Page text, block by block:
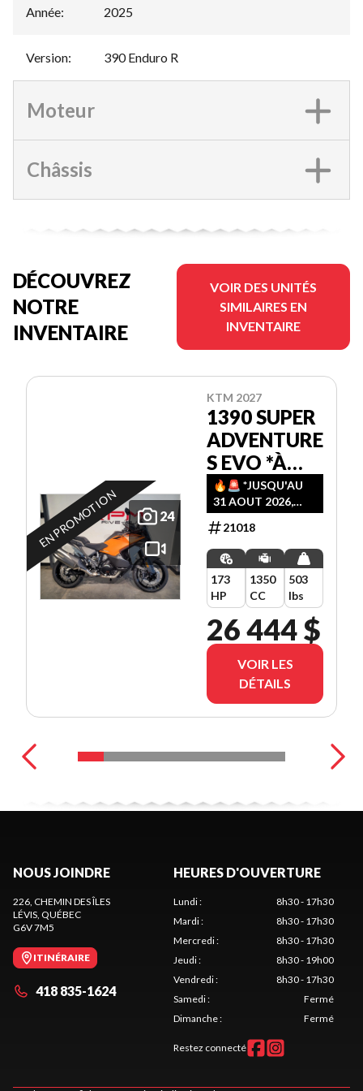
Année: 2025
Version: 390 Enduro R
Moteur
Châssis
DÉCOUVREZ
NOTRE
INVENTAIRE
VOIR DES UNITÉS
SIMILAIRES EN
INVENTAIRE
24
EN PROMOTION
KTM 2027
1390 SUPER
ADVENTURE
S EVO *À
PARTIR DE
3.99%
🔥🚨️ *JUSQU'AU
31 AOUT 2026,
PROFITEZ D' UN
PLAN DE
FINANCEMENT AU
CHOIX
(3.99%-36M /
4.99%-48M /
5.99%-60M)!! 🚨️🔥
21018
173
HP
1350
CC
503
lbs
26 444 $
VOIR LES
DÉTAILS
NOUS JOINDRE
226, CHEMIN DES ÎLES
LÉVIS , QUÉBEC
G6V 7M5
ITINÉRAIRE
418 835-1624
HEURES D'OUVERTURE
Lundi:
8h30 - 17h30
Mardi:
8h30 - 17h30
Mercredi:
8h30 - 17h30
Jeudi:
8h30 - 19h00
Vendredi:
8h30 - 17h30
Samedi:
Fermé
Dimanche: Fermé
Restez connecté